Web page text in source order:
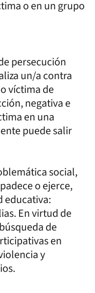
o en un grupo
persecución
un/a contra
víctima de
negativa e
en una
puede salir
social,
o ejerce,
educativa:
En virtud de
de
en
y